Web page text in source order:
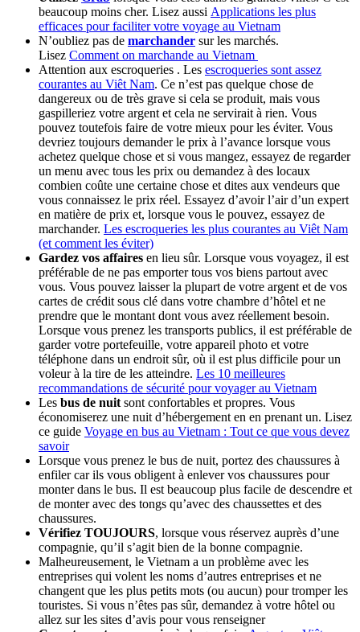
beaucoup moins cher. Lisez aussi Applications les plus
efficaces pour faciliter votre voyage au Vietnam
N’oubliez pas de marchander sur les marchés.
Lisez Comment on marchande au Vietnam
Attention aux escroqueries . Les escroqueries sont assez
courantes au Viêt Nam. Ce n’est pas quelque chose de
dangereux ou de très grave si cela se produit, mais vous
gaspilleriez votre argent et cela ne servirait à rien. Vous
pouvez toutefois faire de votre mieux pour les éviter. Vous
devriez toujours demander le prix à l’avance lorsque vous
achetez quelque chose et si vous mangez, essayez de regarder
un menu avec tous les prix ou demandez à des locaux
combien coûte une certaine chose et dites aux vendeurs que
vous connaissez le prix réel. Essayez d’avoir l’air d’un expert
en matière de prix et, lorsque vous le pouvez, essayez de
marchander. Les escroqueries les plus courantes au Viêt Nam
(et comment les éviter)
Gardez vos affaires en lieu sûr. Lorsque vous voyagez, il est
préférable de ne pas emporter tous vos biens partout avec
vous. Vous pouvez laisser la plupart de votre argent et de vos
cartes de crédit sous clé dans votre chambre d’hôtel et ne
prendre que le montant dont vous avez réellement besoin.
Lorsque vous prenez les transports publics, il est préférable de
garder votre portefeuille, votre appareil photo et votre
téléphone dans un endroit sûr, où il est plus difficile pour un
voleur à la tire de les atteindre. Les 10 meilleures
recommandations de sécurité pour voyager au Vietnam
Les bus de nuit sont confortables et propres. Vous
économiserez une nuit d’hébergement en en prenant un. Lisez
ce guide Voyage en bus au Vietnam : Tout ce que vous devez
savoir
Lorsque vous prenez le bus de nuit, portez des chaussures à
enfiler car ils vous obligent à enlever vos chaussures pour
monter dans le bus. Il est beaucoup plus facile de descendre et
de monter avec des tongs qu’avec des chaussettes et des
chaussures.
Vérifiez TOUJOURS, lorsque vous réservez auprès d’une
compagnie, qu’il s’agit bien de la bonne compagnie.
Malheureusement, le Vietnam a un problème avec les
entreprises qui volent les noms d’autres entreprises et ne
changent que les plus petits mots (ou aucun) pour tromper les
touristes. Si vous n’êtes pas sûr, demandez à votre hôtel ou
allez sur les sites d’avis pour vous renseigner